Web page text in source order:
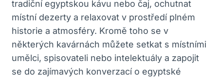
tradiční egyptskou kávu nebo čaj, ochutnat
místní dezerty a relaxovat v prostředí plném
historie a atmosféry. Kromě toho se v
některých kavárnách můžete setkat s místními
umělci, spisovateli nebo intelektuály a zapojit
se do zajímavých konverzací o egyptské